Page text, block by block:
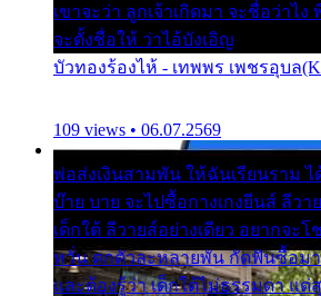
เขาจะว่า ลูกเจ้าเกิดมา จะชื่อว่าไ
จะตั้งชื่อให้ ว่าไอ้บังเอิญ
บัวทองร้องไห้ - เทพพร เพชรอุบล
109 views • 06.07.2569
พ่อส่งเงินสามพัน ให้ฉันเรียนราม
บ๊าย บาย จะไปซื้อกางเกงยีนส์ ลีวา
เด็กใต้ ลีวายส์อย่างเดียว อยากจะ
หวั่น ตกตัวละหลายพัน กัดฟันซื้อมา
และต้องรู้ว่า เด็กใต้ไม่ธรรมดา แต่